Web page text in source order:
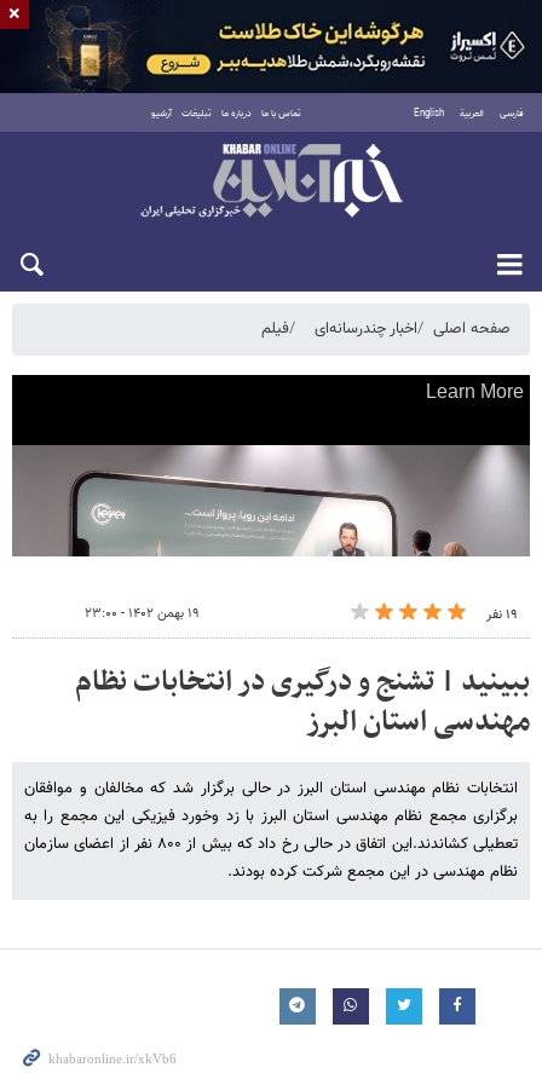
فارسی العربية English تماس با ما درباره ما تبلیغات آرشیو
پنجشنبه ۱۵ مرداد ۱۴۰۵
صفحه اصلی اخبار چندرسانه‌ای فیلم
۱۹ نفر ۱۹ بهمن ۱۴۰۲ - ۲۳:۰۰
ببینید | تشنج و درگیری در انتخابات نظام
مهندسی استان البرز
انتخابات نظام مهندسی استان البرز در حالی برگزار شد که مخالفان و موافقان
برگزاری مجمع نظام مهندسی استان البرز با زد وخورد فیزیکی این مجمع را به
تعطیلی کشاندند.این اتفاق در حالی رخ داد که بیش از ۸۰۰ نفر از اعضای سازمان
نظام مهندسی در این مجمع شرکت کرده بودند.
×